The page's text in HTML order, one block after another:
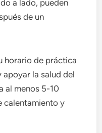
a lado, pueden
de un
horario de práctica
la salud del
al menos 5-10
calentamiento y